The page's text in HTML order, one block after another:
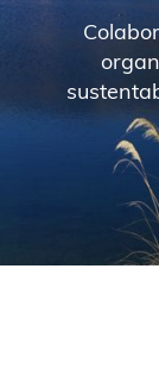
CONTACTOS